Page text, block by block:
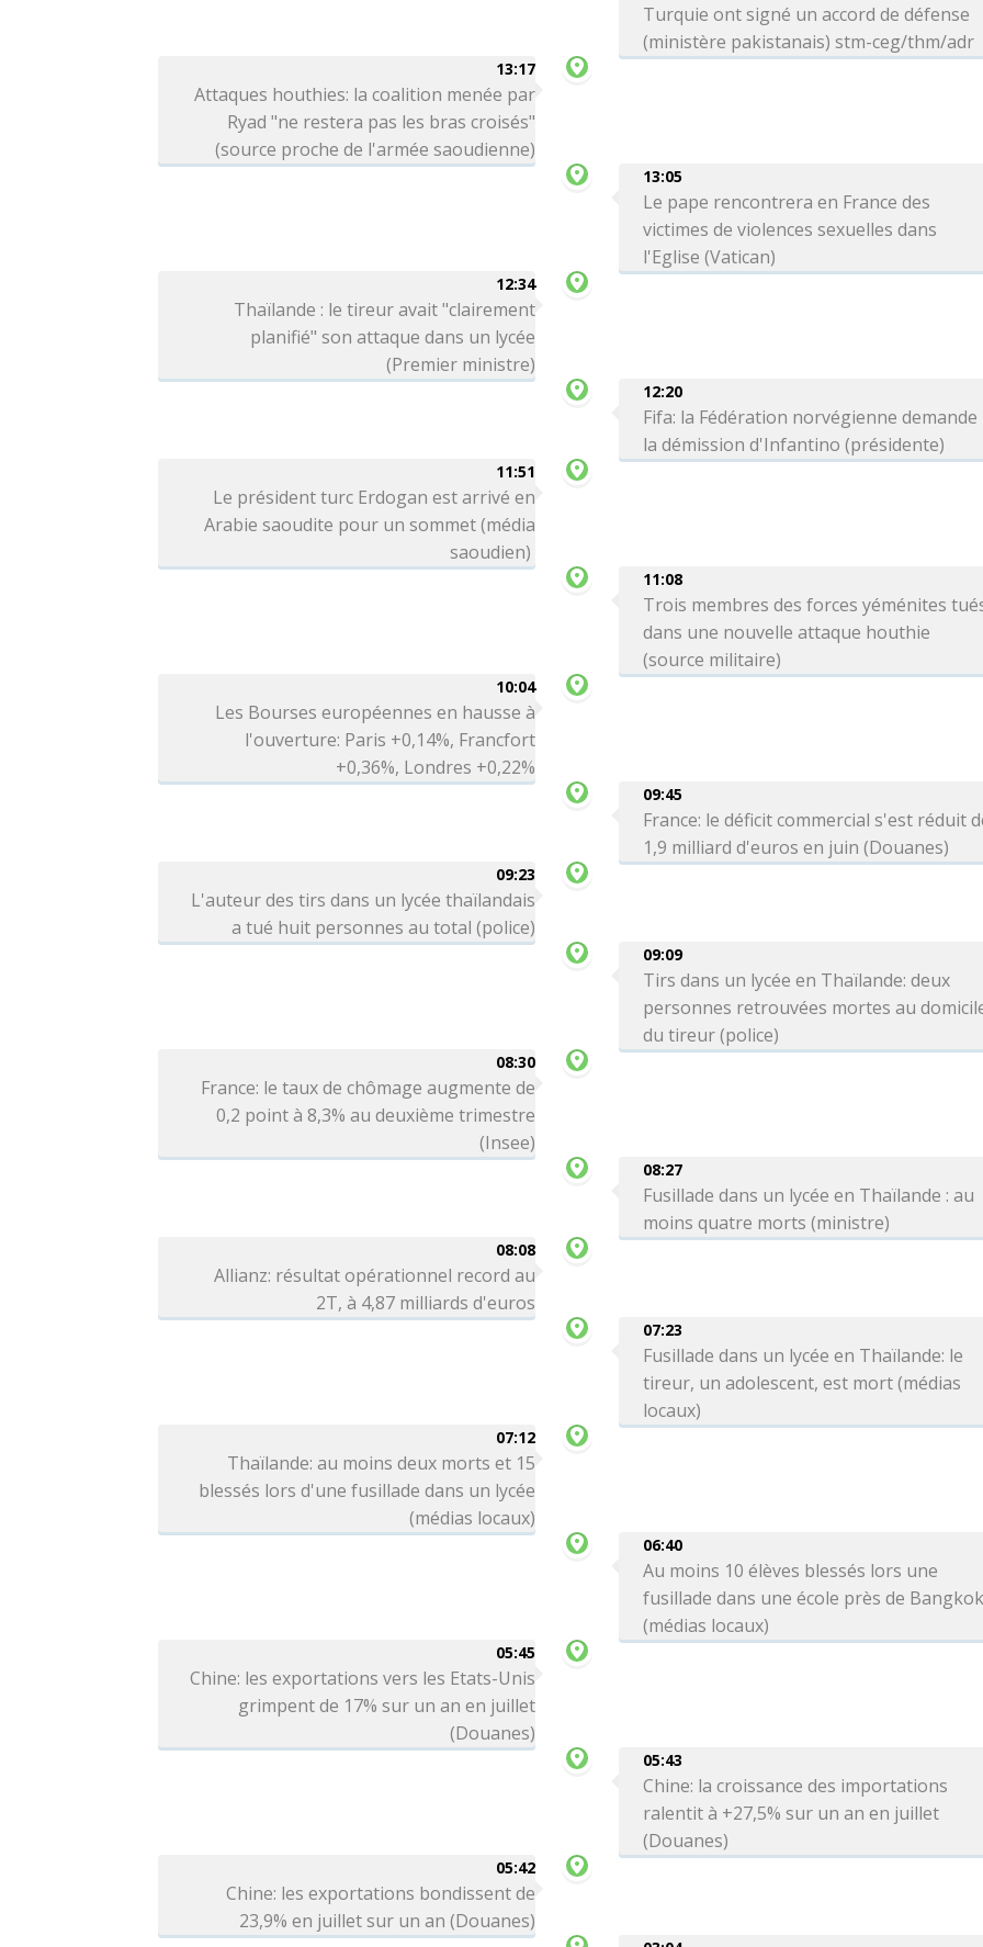
Turquie ont signé un accord de défense
(ministère pakistanais) stm-ceg/thm/adr
13:17
Attaques houthies: la coalition menée par
Ryad "ne restera pas les bras croisés"
(source proche de l'armée saoudienne)
13:05
Le pape rencontrera en France des
victimes de violences sexuelles dans
l'Eglise (Vatican)
12:34
Thaïlande : le tireur avait "clairement
planifié" son attaque dans un lycée
(Premier ministre)
12:20
Fifa: la Fédération norvégienne demande
la démission d'Infantino (présidente)
11:51
Le président turc Erdogan est arrivé en
Arabie saoudite pour un sommet (média
saoudien)
11:08
Trois membres des forces yéménites
dans une nouvelle attaque houthie
(source militaire)
10:04
Les Bourses européennes en hausse à
l'ouverture: Paris +0,14%, Francfort
+0,36%, Londres +0,22%
09:45
France: le déficit commercial s'est réduit
1,9 milliard d'euros en juin (Douanes)
09:23
L'auteur des tirs dans un lycée thaïlandais
a tué huit personnes au total (police)
09:09
Tirs dans un lycée en Thaïlande: deux
personnes retrouvées mortes au
du tireur (police)
08:30
France: le taux de chômage augmente de
0,2 point à 8,3% au deuxième trimestre
(Insee)
08:27
Fusillade dans un lycée en Thaïlande : au
moins quatre morts (ministre)
08:08
Allianz: résultat opérationnel record au
2T, à 4,87 milliards d'euros
07:23
Fusillade dans un lycée en Thaïlande: le
tireur, un adolescent, est mort (médias
locaux)
07:12
Thaïlande: au moins deux morts et 15
blessés lors d'une fusillade dans un lycée
(médias locaux)
06:40
Au moins 10 élèves blessés lors une
fusillade dans une école près de
(médias locaux)
05:45
Chine: les exportations vers les Etats-Unis
grimpent de 17% sur un an en juillet
(Douanes)
05:43
Chine: la croissance des importations
ralentit à +27,5% sur un an en juillet
(Douanes)
05:42
Chine: les exportations bondissent de
23,9% en juillet sur un an (Douanes)